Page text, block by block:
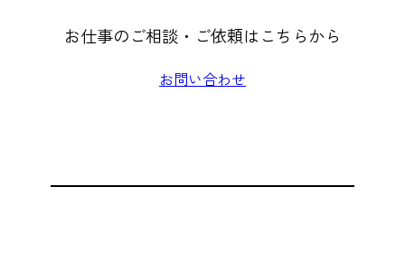
お仕事のご相談・ご依頼はこちらから
お問い合わせ